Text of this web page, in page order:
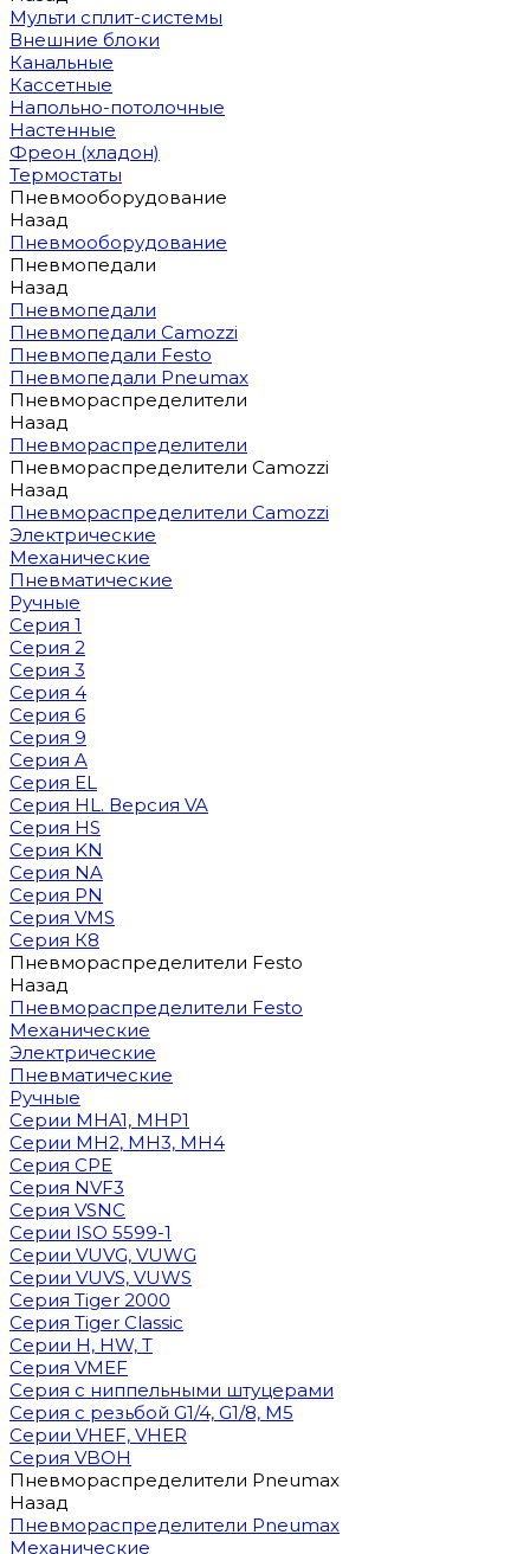
Мульти сплит-системы
Внешние блоки
Канальные
Кассетные
Напольно-потолочные
Настенные
Фреон (хладон)
Термостаты
Пневмооборудование
Назад
Пневмооборудование
Пневмопедали
Назад
Пневмопедали
Пневмопедали Camozzi
Пневмопедали Festo
Пневмопедали Pneumax
Пневмораспределители
Назад
Пневмораспределители
Пневмораспределители Camozzi
Назад
Пневмораспределители Camozzi
Электрические
Механические
Пневматические
Ручные
Серия 1
Серия 2
Серия 3
Серия 4
Серия 6
Серия 9
Серия A
Серия EL
Серия HL. Версия VA
Серия HS
Серия KN
Серия NA
Серия PN
Серия VMS
Серия К8
Пневмораспределители Festo
Назад
Пневмораспределители Festo
Механические
Электрические
Пневматические
Ручные
Cерии MHA1, MHP1
Cерии MH2, MH3, MH4
Cерия CPE
Серия NVF3
Серия VSNC
Серии ISO 5599-1
Серии VUVG, VUWG
Серии VUVS, VUWS
Серия Tiger 2000
Серия Tiger Classic
Серии H, HW, T
Серия VMEF
Серия с ниппельными штуцерами
Серия с резьбой G1/4, G1/8, М5
Серии VHEF, VHER
Серия VBOH
Пневмораспределители Pneumax
Назад
Пневмораспределители Pneumax
Механические